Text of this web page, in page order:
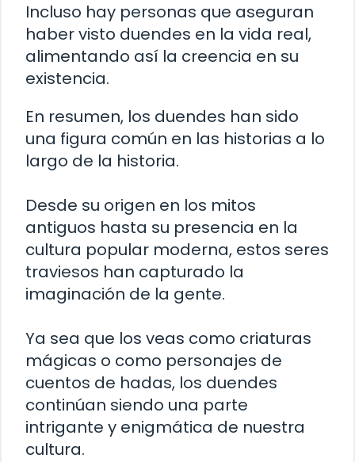
Incluso hay personas que aseguran
haber visto duendes en la vida real,
alimentando así la creencia en su
existencia.
En resumen, los duendes han sido
una figura común en las historias a lo
largo de la historia.
Desde su origen en los mitos
antiguos hasta su presencia en la
cultura popular moderna, estos seres
traviesos han capturado la
imaginación de la gente.
Ya sea que los veas como criaturas
mágicas o como personajes de
cuentos de hadas, los duendes
continúan siendo una parte
intrigante y enigmática de nuestra
cultura.